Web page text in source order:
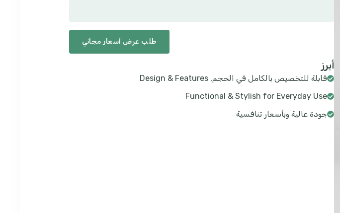
طلب عرض أسعار مجاني
أبرز
قابلة للتخصيص بالكامل في الحجم, Design & Features
Functional & Stylish for Everyday Use
جودة عالية وبأسعار تنافسية